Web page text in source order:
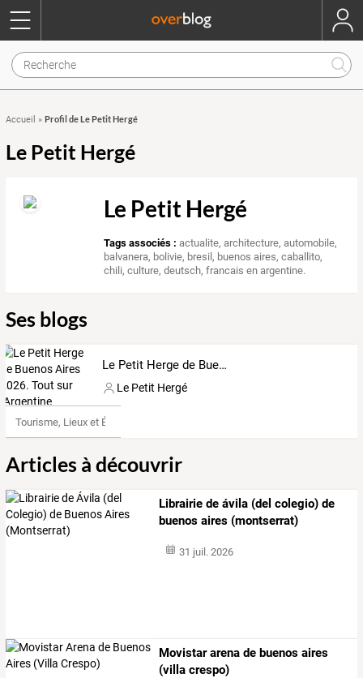
Accueil » Profil de Le Petit Hergé
Le Petit Hergé
Le Petit Hergé
Tags associés : actualite,architecture,automobile,
balvanera, bolivie, bresil, buenos aires,caballito,
chili,culture,deutsch,francais en argentine.
Ses blogs
Le Petit Herge de Buenos Aires 2026. Tout sur l'Argentine
Le Petit Hergé
Tourisme, Lieux et Événements
Articles à découvrir
Librairie de ávila (del colegio) de
buenos aires (montserrat)
31 juil. 2026
Movistar arena de buenos aires
(villa crespo)